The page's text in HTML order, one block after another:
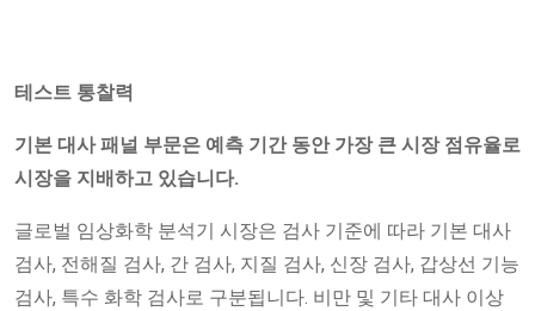
테스트 통찰력
기본 대사 패널 부문은 예측 기간 동안 가장 큰 시장 점유율로
시장을 지배하고 있습니다.
글로벌 임상화학 분석기 시장은 검사 기준에 따라 기본 대사
검사, 전해질 검사, 간 검사, 지질 검사, 신장 검사, 갑상선 기능
검사, 특수 화학 검사로 구분됩니다. 비만 및 기타 대사 이상